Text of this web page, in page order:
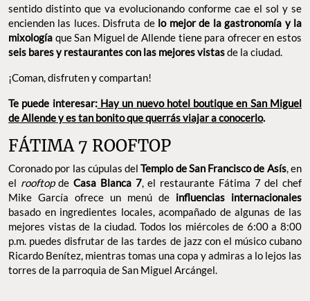
Pueblo Mágico, pero una vez que subes unos cuantos pisos y lo
admiras desde lo alto, este collage de elementos cobra un
sentido distinto que va evolucionando conforme cae el sol y se
encienden las luces. Disfruta delo mejor de la gastronomía y la
seis bares y restaurantes con las mejores vistas
¡Coman, disfruten y compartan!
Miguel de Allende y es tan bonito que querrás viajar a
FÁTIMA 7 ROOFTOP
Coronado por las cúpulas del Templo de San Francisco de Asís
en el
rooftop de Casa Blanca 7
, el restaurante Fátima 7 del chef
Mike García ofrece un menú de
influencias internacionales
basado en ingredientes locales, acompañado de algunas de las
mejores vistas de la ciudad. Todos los miércoles de 6:00 a 8:00
p.m. puedes disfrutar de las tardes de jazz con el músico cubano